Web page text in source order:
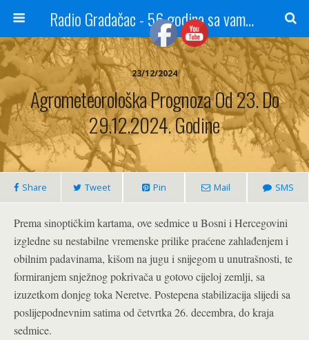
Radio Gradačac - 56 godina sa vama...
23/12/2024
Agrometeorološka Prognoza Od 23. Do
29.12.2024. Godine
Share Tweet Pin Mail SMS
Prema sinoptičkim kartama, ove sedmice u Bosni i Hercegovini
izgledne su nestabilne vremenske prilike praćene zahlađenjem i
obilnim padavinama, kišom na jugu i snijegom u unutrašnosti, te
formiranjem snježnog pokrivača u gotovo cijeloj zemlji, sa
izuzetkom donjeg toka Neretve. Postepena stabilizacija slijedi sa
poslijepodnevnim satima od četvrtka 26. decembra, do kraja
sedmice.